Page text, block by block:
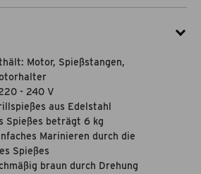
Motor, Spießstangen,
- 240 V
aus Edelstahl
Spießes beträgt 6 kg
Marinieren durch die
Spießes
braun durch Drehung